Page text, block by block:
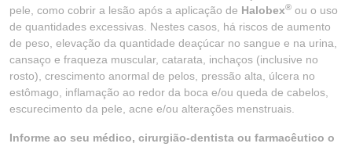
pele, como cobrir a lesão após a aplicação de Halobex® ou o uso
de quantidades excessivas. Nestes casos, há riscos de aumento
de peso, elevação da quantidade deaçúcar no sangue e na urina,
cansaço e fraqueza muscular, catarata, inchaços (inclusive no
rosto), crescimento anormal de pelos, pressão alta, úlcera no
estômago, inflamação ao redor da boca e/ou queda de cabelos,
escurecimento da pele, acne e/ou alterações menstruais.
Informe ao seu médico, cirurgião-dentista ou farmacêutico o